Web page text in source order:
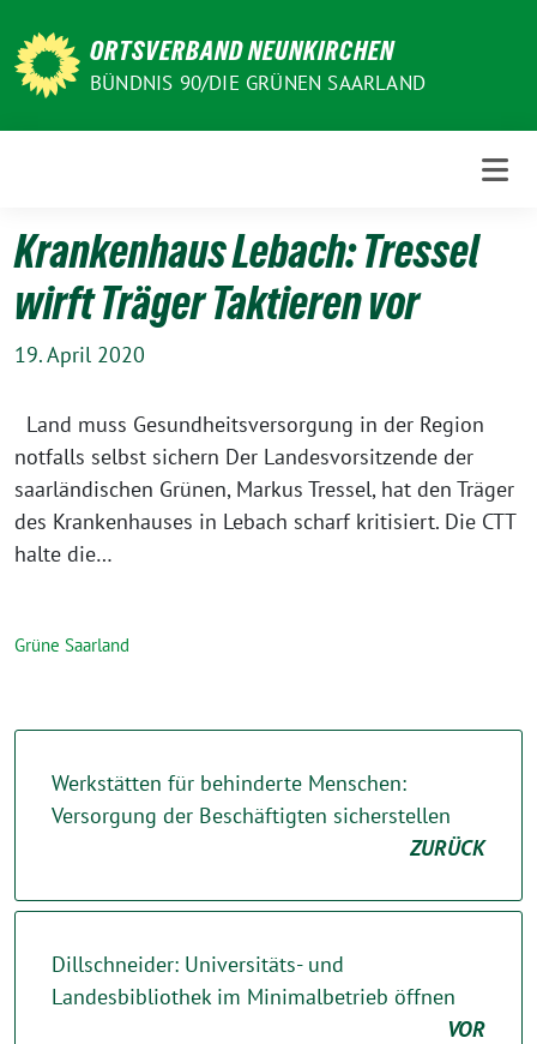
zum
Inhalt
ORTSVERBAND NEUNKIRCHEN
BÜNDNIS 90/DIE GRÜNEN SAARLAND
Krankenhaus Lebach: Tressel
wirft Träger Taktieren vor
19. April 2020
Land muss Gesundheitsversorgung in der Region
notfalls selbst sichern Der Landesvorsitzende der
saarländischen Grünen, Markus Tressel, hat den Träger
des Krankenhauses in Lebach scharf kritisiert. Die CTT
halte die…
Grüne Saarland
Werkstätten für behinderte Menschen:
Versorgung der Beschäftigten sicherstellen
ZURÜCK
Dillschneider: Universitäts- und
Landesbibliothek im Minimalbetrieb öffnen
VOR